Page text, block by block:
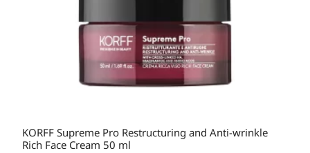
KORFF Supreme Pro Restructuring and Anti-wrinkle
Rich Face Cream 50 ml